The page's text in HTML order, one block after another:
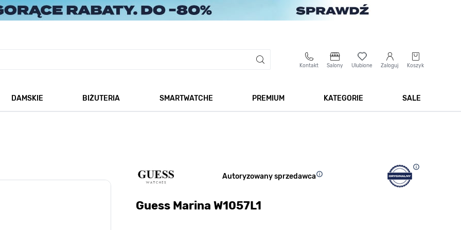
Kontakt Salony Ulubione Zaloguj Koszyk
DAMSKIE
BIŻUTERIA
SMARTWATCHE
PREMIUM
KATEGORIE
SALE
Autoryzowany sprzedawca
Guess Marina W1057L1